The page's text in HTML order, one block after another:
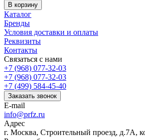
В корзину
Каталог
Бренды
Условия доставки и оплаты
Реквизиты
Контакты
Связаться с нами
+7 (968) 077-32-03
+7 (968) 077-32-03
+7 (499) 584-45-40
Заказать звонок
E-mail
info@prfz.ru
Адрес
г. Москва, Строительный проезд, д.7А,